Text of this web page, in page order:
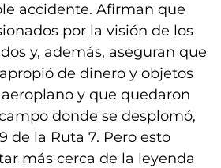
accidente. Afirman que
por la visión de los
y, además, aseguran que
de dinero y objetos
y que quedaron
donde se desplomó,
de la Ruta 7. Pero esto
más cerca de la leyenda